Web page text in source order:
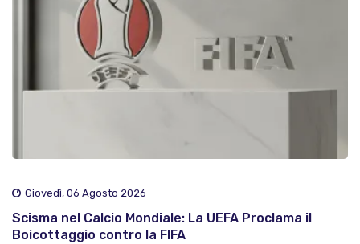
Giovedì, 06 Agosto 2026
Scisma nel Calcio Mondiale: La UEFA Proclama il
Boicottaggio contro la FIFA